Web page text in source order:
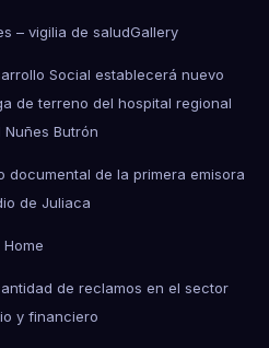
– vigilia de saludGallery
Social establecerá nuevo
de terreno del hospital regional
Nuñes Butrón
documental de la primera emisora
de Juliaca
Home
de reclamos en el sector
y financiero